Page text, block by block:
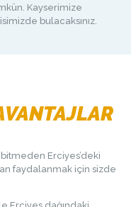
Kayserimize
bulacaksınız.
bitmeden Erciyes’deki
faydalanmak için sizde